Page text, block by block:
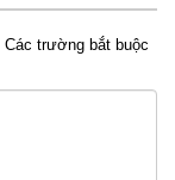
Các trường bắt buộc